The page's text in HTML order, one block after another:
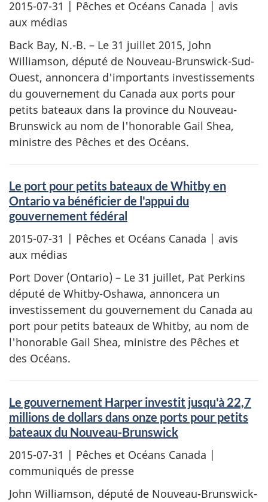
2015-07-31 | Pêches et Océans Canada | avis
aux médias
Back Bay, N.-B. – Le 31 juillet 2015, John
Williamson, député de Nouveau-Brunswick-Sud-
Ouest, annoncera d'importants investissements
du gouvernement du Canada aux ports pour
petits bateaux dans la province du Nouveau-
Brunswick au nom de l'honorable Gail Shea,
ministre des Pêches et des Océans.
Le port pour petits bateaux de Whitby en
Ontario va bénéficier de l'appui du
gouvernement fédéral
2015-07-31 | Pêches et Océans Canada | avis
aux médias
Port Dover (Ontario) – Le 31 juillet, Pat Perkins
député de Whitby-Oshawa, annoncera un
investissement du gouvernement du Canada au
port pour petits bateaux de Whitby, au nom de
l'honorable Gail Shea, ministre des Pêches et
des Océans.
Le gouvernement Harper investit jusqu'à 22,7
millions de dollars dans onze ports pour petits
bateaux du Nouveau-Brunswick
2015-07-31 | Pêches et Océans Canada |
communiqués de presse
John Williamson, député de Nouveau-Brunswick-